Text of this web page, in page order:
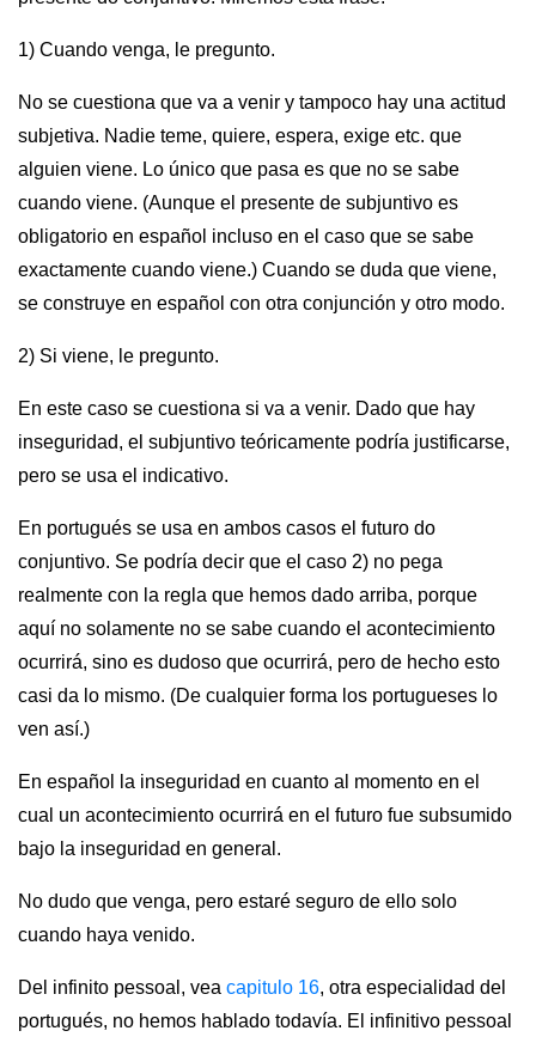
1) Cuando venga, le pregunto.
No se cuestiona que va a venir y tampoco hay una actitud
subjetiva. Nadie teme, quiere, espera, exige etc. que
alguien viene. Lo único que pasa es que no se sabe
cuando viene. (Aunque el presente de subjuntivo es
obligatorio en español incluso en el caso que se sabe
exactamente cuando viene.) Cuando se duda que viene,
se construye en español con otra conjunción y otro modo.
2) Si viene, le pregunto.
En este caso se cuestiona si va a venir. Dado que hay
inseguridad, el subjuntivo teóricamente podría justificarse,
pero se usa el indicativo.
En portugués se usa en ambos casos el futuro do
conjuntivo. Se podría decir que el caso 2) no pega
realmente con la regla que hemos dado arriba, porque
aquí no solamente no se sabe cuando el acontecimiento
ocurrirá, sino es dudoso que ocurrirá, pero de hecho esto
casi da lo mismo. (De cualquier forma los portugueses lo
ven así.)
En español la inseguridad en cuanto al momento en el
cual un acontecimiento ocurrirá en el futuro fue subsumido
bajo la inseguridad en general.
No dudo que venga, pero estaré seguro de ello solo
cuando haya venido.
Del infinito pessoal, vea capitulo 16, otra especialidad del
portugués, no hemos hablado todavía. El infinitivo pessoal